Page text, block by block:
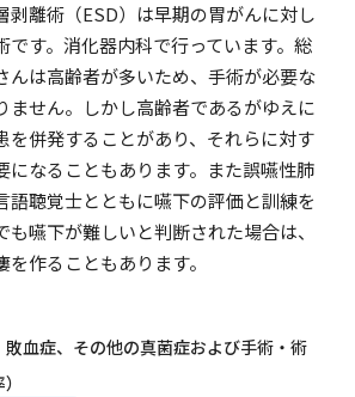
剥離術（ESD）は早期の胃がんに対し
です。消化器内科で行っています。総
んは高齢者が多いため、手術が必要な
ません。しかし高齢者であるがゆえに
を併発することがあり、それらに対す
になることもあります。また誤嚥性肺
語聴覚士とともに嚥下の評価と訓練を
嚥下が難しいと判断された場合は、
作ることもあります。
敗血症、その他の真菌症および手術・術